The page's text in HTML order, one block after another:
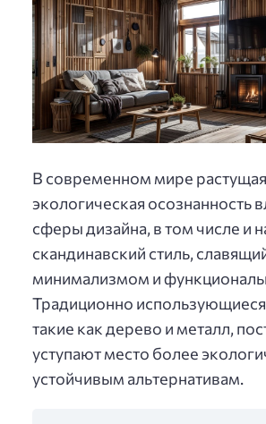
В современном мире растущая
экологическая осознанность
сферы дизайна, в том числе и
скандинавский стиль,
минимализмом и
Традиционно
такие как дерево и металл,
уступают место более
устойчивым альтернативам.